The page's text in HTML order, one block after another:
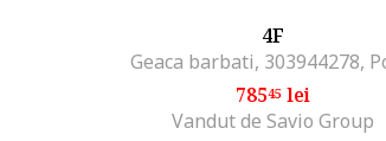
4F
78545lei
Vandut de Savio Group